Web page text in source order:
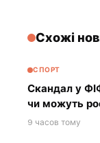
Схожі
СПОРТ
Скандал у
чи можуть
9 часов тому